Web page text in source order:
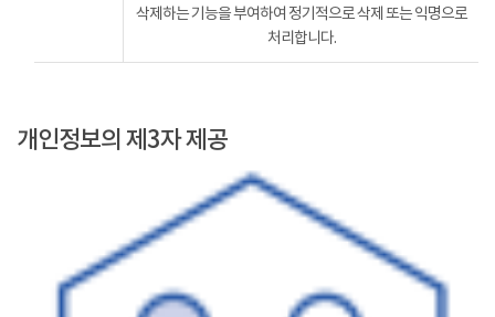
삭제하는 기능을 부여하여 정기적으로 삭제 또는 익명으로
처리합니다.
개인정보의 제3자 제공